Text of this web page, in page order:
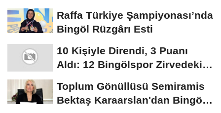
Raffa Türkiye Şampiyonası’nda
Bingöl Rüzgârı Esti
10 Kişiyle Direndi, 3 Puanı
Aldı: 12 Bingölspor Zirvedeki
Toplum Gönüllüsü Semiramis
Bektaş Karaarslan'dan Bingöl